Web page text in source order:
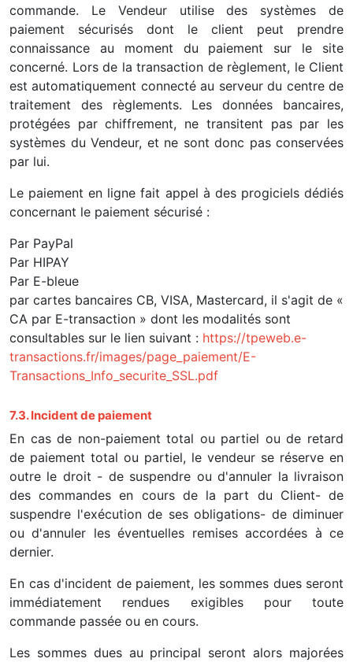
commande. Le Vendeur utilise des systèmes de
paiement sécurisés dont le client peut prendre
connaissance au moment du paiement sur le site
concerné. Lors de la transaction de règlement, le Client
est automatiquement connecté au serveur du centre de
traitement des règlements. Les données bancaires,
protégées par chiffrement, ne transitent pas par les
systèmes du Vendeur, et ne sont donc pas conservées
par lui.
Le paiement en ligne fait appel à des progiciels dédiés
concernant le paiement sécurisé :
Par PayPal
Par HIPAY
Par E-bleue
par cartes bancaires CB, VISA, Mastercard, il s'agit de «
CA par E-transaction » dont les modalités sont
consultables sur le lien suivant : https://tpeweb.e-
transactions.fr/images/page_paiement/E-
Transactions_Info_securite_SSL.pdf
7.3. Incident de paiement
En cas de non-paiement total ou partiel ou de retard
de paiement total ou partiel, le vendeur se réserve en
outre le droit - de suspendre ou d'annuler la livraison
des commandes en cours de la part du Client- de
suspendre l'exécution de ses obligations- de diminuer
ou d'annuler les éventuelles remises accordées à ce
dernier.
En cas d'incident de paiement, les sommes dues seront
immédiatement rendues exigibles pour toute
commande passée ou en cours.
Les sommes dues au principal seront alors majorées